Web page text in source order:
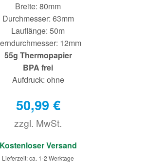
Breite: 80mm
Durchmesser: 63mm
Lauflänge: 50m
12mm
55g Thermopapier
BPA frei
Aufdruck: ohne
50,99 €
zzgl. MwSt.
€
Kostenloser Versand
Lieferzeit: ca. 1-2 Werktage